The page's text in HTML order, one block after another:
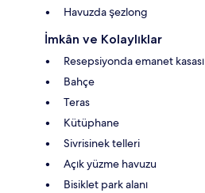
Havuzda şezlong
İmkân ve Kolaylıklar
Resepsiyonda emanet kasası
Bahçe
Teras
Kütüphane
Sivrisinek telleri
Açık yüzme havuzu
Bisiklet park alanı